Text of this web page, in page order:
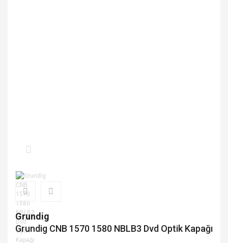
Grundig
Grundig CNB 1570 1580 NBLB3 Dvd Optik Kapağı